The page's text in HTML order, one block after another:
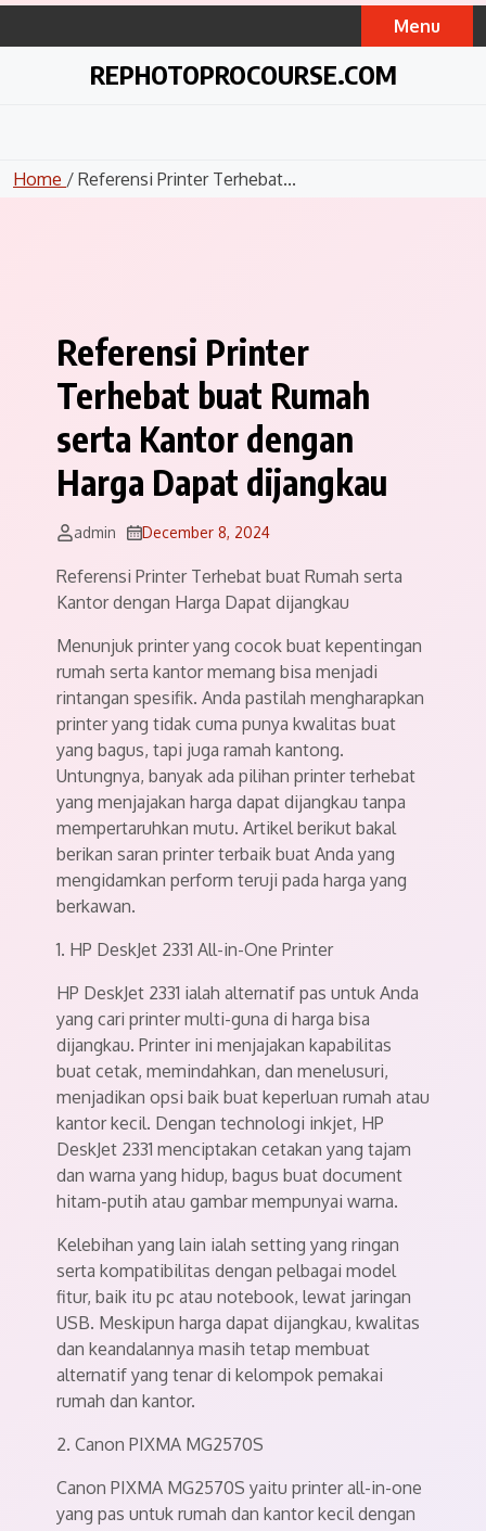
Skip
Menu
REPHOTOPROCOURSE.COM
Home / Referensi Printer Terhebat...
Referensi Printer
Terhebat buat Rumah
serta Kantor dengan
Harga Dapat dijangkau
admin December 8, 2024
Referensi Printer Terhebat buat Rumah serta
Kantor dengan Harga Dapat dijangkau
Menunjuk printer yang cocok buat kepentingan
rumah serta kantor memang bisa menjadi
rintangan spesifik. Anda pastilah mengharapkan
printer yang tidak cuma punya kwalitas buat
yang bagus, tapi juga ramah kantong.
Untungnya, banyak ada pilihan printer terhebat
yang menjajakan harga dapat dijangkau tanpa
mempertaruhkan mutu. Artikel berikut bakal
berikan saran printer terbaik buat Anda yang
mengidamkan perform teruji pada harga yang
berkawan.
1. HP DeskJet 2331 All-in-One Printer
HP DeskJet 2331 ialah alternatif pas untuk Anda
yang cari printer multi-guna di harga bisa
dijangkau. Printer ini menjajakan kapabilitas
buat cetak, memindahkan, dan menelusuri,
menjadikan opsi baik buat keperluan rumah atau
kantor kecil. Dengan technologi inkjet, HP
DeskJet 2331 menciptakan cetakan yang tajam
dan warna yang hidup, bagus buat document
hitam-putih atau gambar mempunyai warna.
Kelebihan yang lain ialah setting yang ringan
serta kompatibilitas dengan pelbagai model
fitur, baik itu pc atau notebook, lewat jaringan
USB. Meskipun harga dapat dijangkau, kwalitas
dan keandalannya masih tetap membuat
alternatif yang tenar di kelompok pemakai
rumah dan kantor.
2. Canon PIXMA MG2570S
Canon PIXMA MG2570S yaitu printer all-in-one
yang pas untuk rumah dan kantor kecil dengan